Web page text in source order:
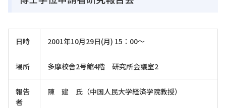
日時 2001年10月29日(月) 15：00～
場所 多摩校舎2号館4階 研究所会議室2
報告
者
陳 建 氏（中国人民大学経済学院教授）